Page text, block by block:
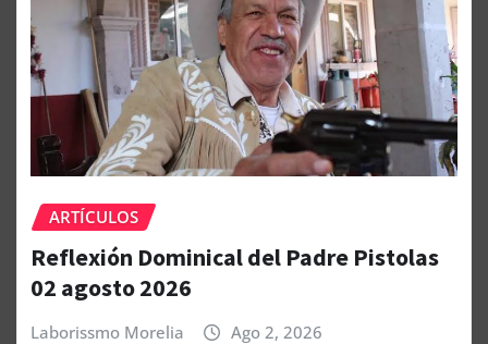
ARTÍCULOS
Reflexión Dominical del Padre Pistolas
02 agosto 2026
Laborissmo Morelia Ago 2, 2026